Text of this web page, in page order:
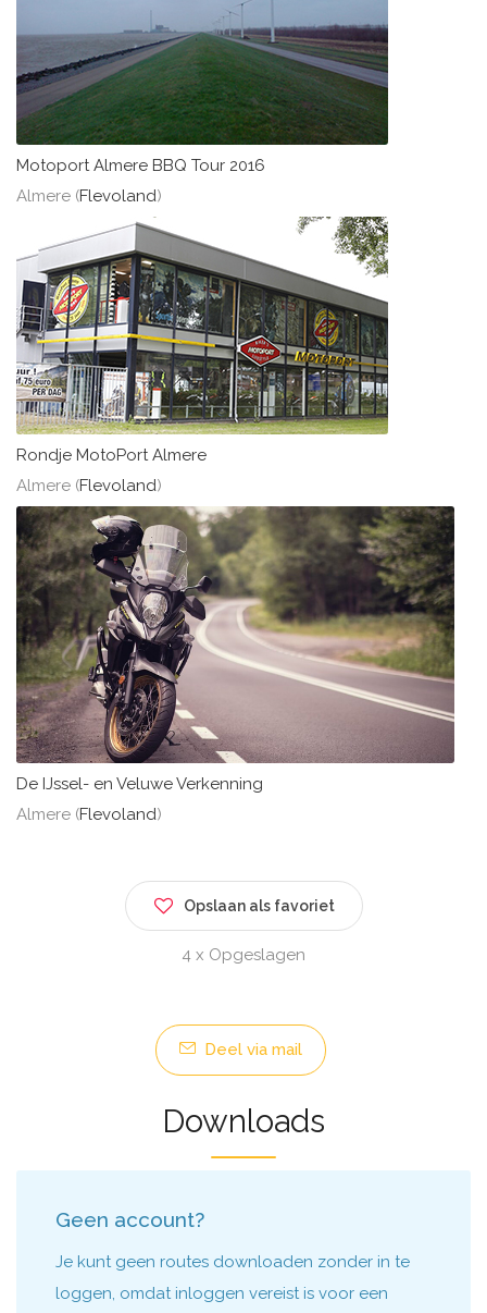
Motoport Almere BBQ Tour 2016
Almere (Flevoland)
Rondje MotoPort Almere
Almere (Flevoland)
De IJssel- en Veluwe Verkenning
Almere (Flevoland)
Opslaan als favoriet
4 x Opgeslagen
Deel via mail
Downloads
Geen account?
Je kunt geen routes downloaden zonder in te
loggen, omdat inloggen vereist is voor een